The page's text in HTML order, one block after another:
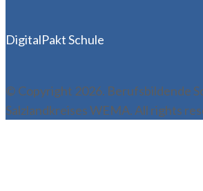
DigitalPakt Schule
© Copyright 2026. Berufsbildende
Salzlandkreises WEMA. All rights